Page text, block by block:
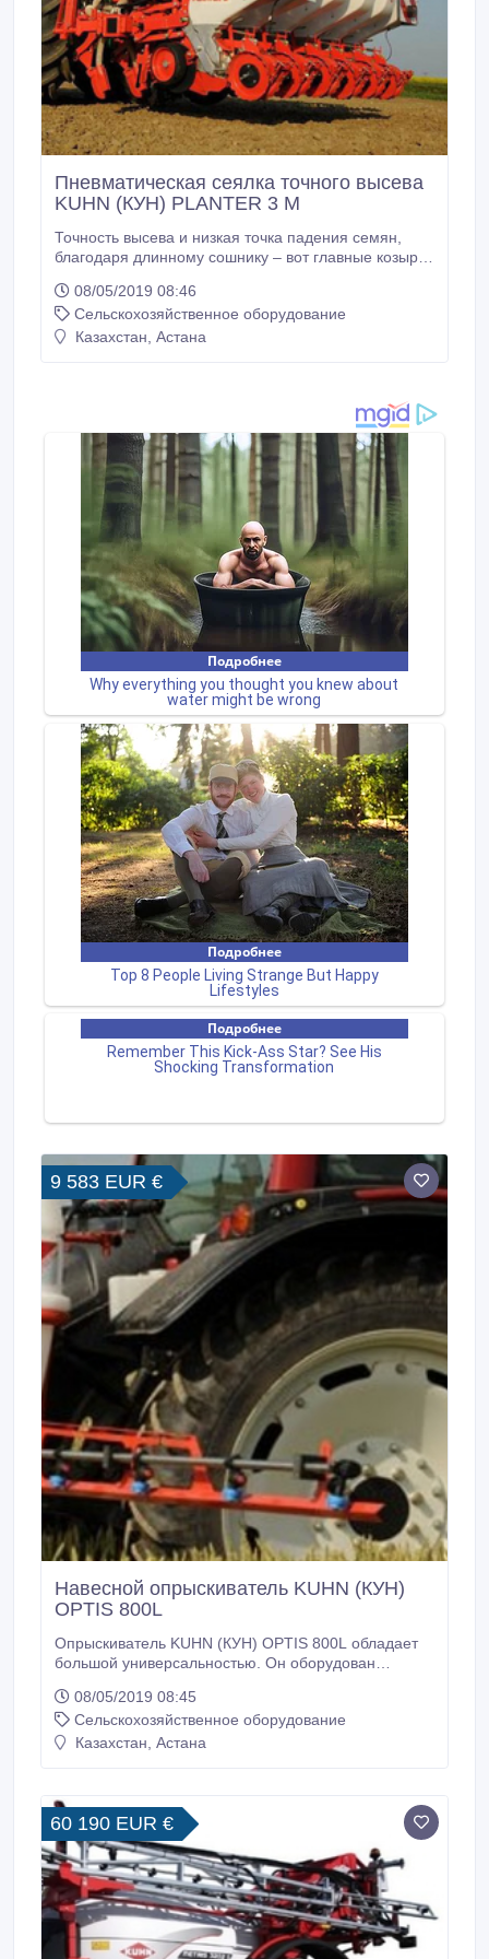
Пневматическая сеялка точного высева
KUHN (КУН) PLANTER 3 M
Точность высева и низкая точка падения семян,
благодаря длинному сошнику – вот главные козыри
точное положение каждого семени в рядке. Данная
сеялка оборудована самым большим
полиэтиленовым бункером для удобрений 1350
08/05/2019 08:46
Сельскохозяйственное оборудование
Казахстан, Астана
9 583 EUR €
Навесной опрыскиватель KUHN (КУН)
OPTIS 800L
Опрыскиватель KUHN (КУН) OPTIS 800L обладает
большой универсальностью. Он оборудован
компактной конструкции c крестообразной
механической системой складывания (+лебедка).
Общая ширина штанги составляет 15 метров. Она
PM125: Число оборотов 540 об/мин Максимальное
давление 15 атм.
08/05/2019 08:45
Сельскохозяйственное оборудование
Казахстан, Астана
60 190 EUR €